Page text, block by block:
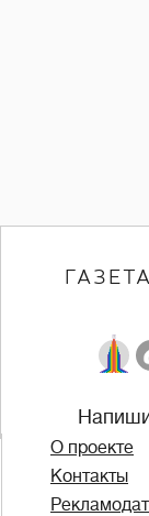
О проекте
Контакты